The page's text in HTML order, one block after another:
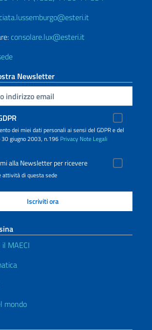
consolare.lux@esteri.it
Newsletter
dei miei dati personali ai sensi del GDPR e del
giugno 2003, n.196 Privacy Note Legali
alla Newsletter per ricevere
attività di questa sede
MAECI
mondo